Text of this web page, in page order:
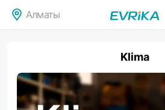
Алматы
Klima